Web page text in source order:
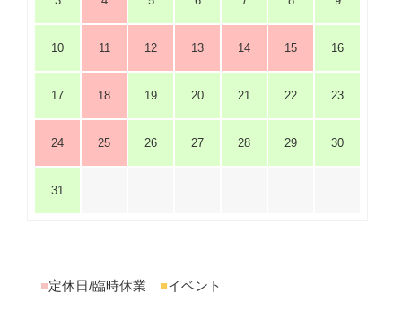
10 11 12 13 14 15 16
17 18 19 20 21 22 23
24 25 26 27 28 29 30
31
■定休日/臨時休業 ■イベント